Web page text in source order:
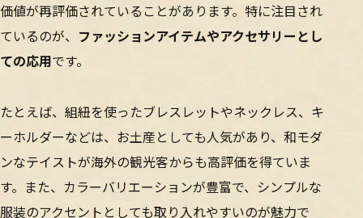
価値が再評価されていることがあります。特に注目され
ているのが、 ファッションアイテムやアクセサリーとし
ての応用です。
たとえば、組紐を使ったブレスレットやネックレス、キ
ーホルダーなどは、お土産としても人気があり、和モダ
ンなテイストが海外の観光客からも高評価を得ていま
す。また、カラーバリエーションが豊富で、シンプルな
服装のアクセントとしても取り入れやすいのが魅力で